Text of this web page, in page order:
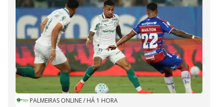
PALMEIRAS ONLINE/ HÁ 1 HORA